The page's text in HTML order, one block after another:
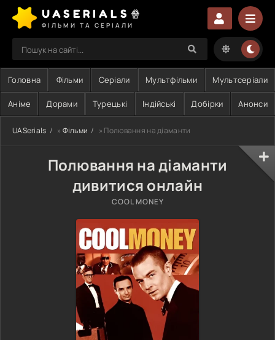
UASERIALS🍿
ФІЛЬМИ ТА СЕРІАЛИ
Головна Фільми Серіали Мультфільми Мультсеріали
Аніме Дорами Турецькі Індійські Добірки Анонси
UASerials » Фільми » Полювання на діаманти
Полювання на діаманти
дивитися онлайн
COOL MONEY